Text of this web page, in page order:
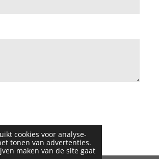
cookies voor analyse-
tonen van advertenties.
maken van de site gaat
Mode